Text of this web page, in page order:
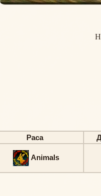
Раса
Animals